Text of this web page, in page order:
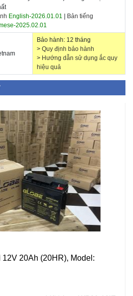
English-2026.01.01
Bản tiếng
2025.02.01
Bảo hành: 12 tháng
> Quy định bảo hành
> Hướng dẫn sử dụng ắc quy
hiệu quả
20Ah (20HR), Model: